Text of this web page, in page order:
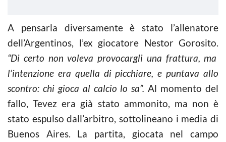
A pensarla diversamente è stato l’allenatore
dell’Argentinos, l’ex giocatore Nestor Gorosito.
“Di certo non voleva provocargli una frattura, ma
l’intenzione era quella di picchiare, e puntava allo
scontro: chi gioca al calcio lo sa”. Al momento del
fallo, Tevez era già stato ammonito, ma non è
stato espulso dall’arbitro, sottolineano i media di
Buenos Aires. La partita, giocata nel campo